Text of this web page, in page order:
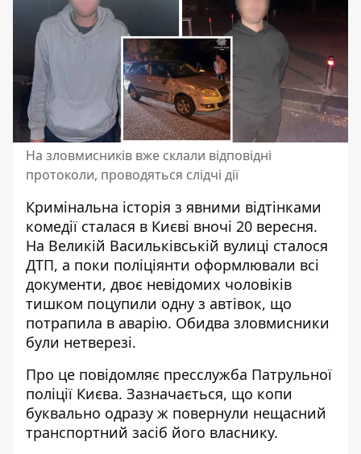
На зловмисників вже склали відповідні
протоколи, проводяться слідчі дії
Кримінальна історія з явними відтінками
комедії сталася в Києві вночі 20 вересня.
На Великій Васильківській вулиці сталося
ДТП, а поки поліціянти оформлювали всі
документи, двоє невідомих чоловіків
тишком поцупили одну з автівок, що
потрапила в аварію. Обидва зловмисники
були нетверезі.
Про це повідомляє пресслужба Патрульної
поліції Києва. Зазначається, що копи
буквально одразу ж повернули нещасний
транспортний засіб його власнику.